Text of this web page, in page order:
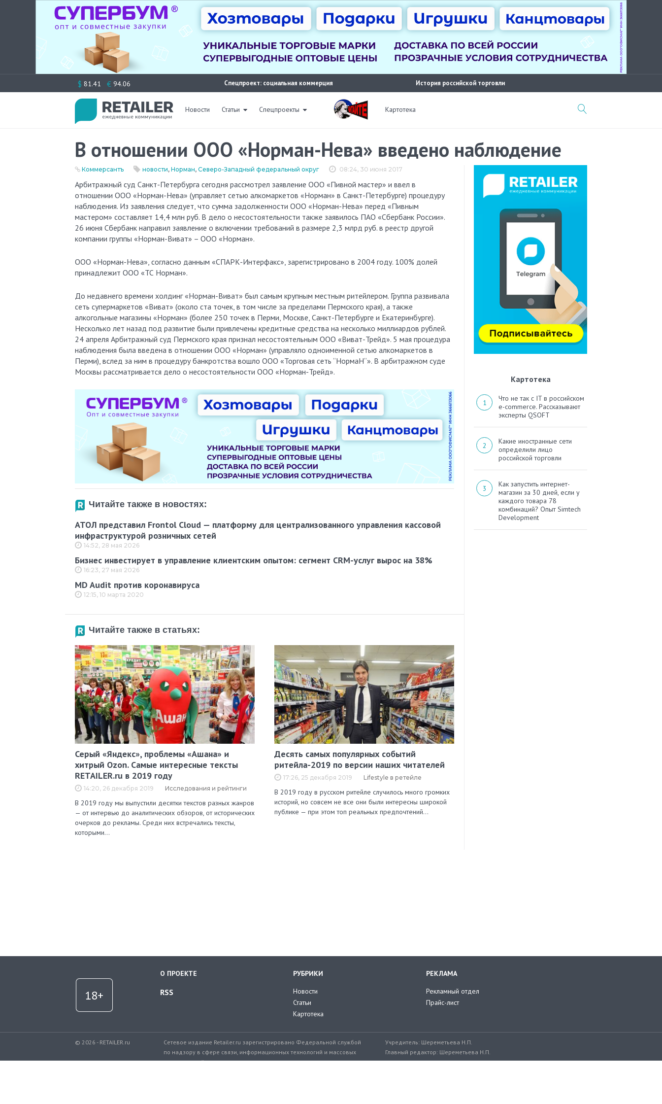
к
$ 81.41 € 94.06 Спецпроект: социальная коммерция История российской торговли
Новости Статьи Спецпроекты Картотека
В отношении ООО «Норман-Нева» введено наблюдение
08:24, 30 июня 2017
Коммерсантъ новости, Норман, Северо-Западный федеральный округ
Арбитражный суд Санкт-Петербурга сегодня рассмотрел заявление ООО «Пивной мастер» и ввел в
отношении ООО «Норман-Нева» (управляет сетью алкомаркетов «Норман» в Санкт-Петербурге) процедуру
наблюдения. Из заявления следует, что сумма задолженности ООО «Норман-Нева» перед «Пивным
мастером» составляет 14,4 млн руб. В дело о несостоятельности также заявилось ПАО «Сбербанк России».
26 июня Сбербанк направил заявление о включении требований в размере 2,3 млрд руб. в реестр другой
компании группы «Норман-Виват» – ООО «Норман».
ООО «Норман-Нева», согласно данным «СПАРК-Интерфакс», зарегистрировано в 2004 году. 100% долей
принадлежит ООО «ТС Норман».
До недавнего времени холдинг «Норман-Виват» был самым крупным местным ритейлером. Группа развивала
сеть супермаркетов «Виват» (около ста точек, в том числе за пределами Пермского края), а также
алкогольные магазины «Норман» (более 250 точек в Перми, Москве, Санкт-Петербурге и Екатеринбурге).
Несколько лет назад под развитие были привлечены кредитные средства на несколько миллиардов рублей.
24 апреля Арбитражный суд Пермского края признал несостоятельным ООО «Виват-Трейд». 5 мая процедура
наблюдения была введена в отношении ООО «Норман» (управляло одноименной сетью алкомаркетов в
Перми), вслед за ним в процедуру банкротства вошло ООО «Торговая сеть “НормаН“». В арбитражном суде
Москвы рассматривается дело о несостоятельности ООО «Норман-Трейд».
Читайте также в новостях:
АТОЛ представил Frontol Cloud — платформу для централизованного управления кассовой
инфраструктурой розничных сетей
14:52, 28 мая 2026
Бизнес инвестирует в управление клиентским опытом: сегмент CRM-услуг вырос на 38%
16:23, 27 мая 2026
MD Audit против коронавируса
12:15, 10 марта 2020
Читайте также в статьях:
Серый «Яндекс», проблемы «Ашана» и
хитрый Ozon. Самые интересные тексты
RETAILER.ru в 2019 году
14:20, 26 декабря 2019 Исследования и рейтинги
В 2019 году мы выпустили десятки текстов разных жанров
— от интервью до аналитических обзоров, от исторических
очерков до рекламы. Среди них встречались тексты,
которыми…
Десять самых популярных событий
ритейла-2019 по версии наших читателей
17:26, 25 декабря 2019 Lifestyle в ретейле
В 2019 году в русском ритейле случилось много громких
историй, но совсем не все они были интересны широкой
публике — при этом топ реальных предпочтений…
Картотека
Что не так с IT в российском
e-commerce. Рассказывают
эксперты QSOFT
Какие иностранные сети
определили лицо
российской торговли
Как запустить интернет-
магазин за 30 дней, если у
каждого товара 78
комбинаций? Опыт Simtech
Development
О ПРОЕКТЕ
RSS
РУБРИКИ
Новости
Статьи
Картотека
РЕКЛАМА
Рекламный отдел
Прайс-лист
© 2026 - RETAILER.ru
Сетевое издание Retailer.ru зарегистрировано Федеральной службой
по надзору в сфере связи, информационных технологий и массовых
коммуникаций.
Учредитель: Шереметьева Н.П.
Главный редактор: Шереметьева Н.П.